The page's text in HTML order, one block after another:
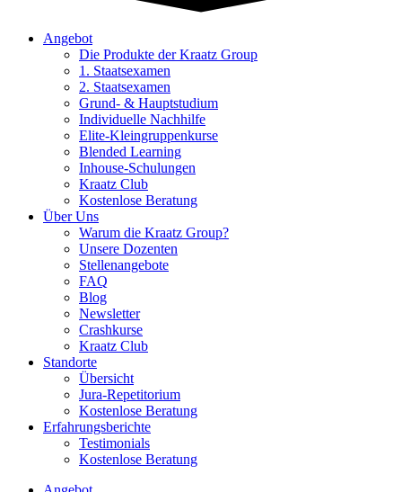
Angebot
Die Produkte der Kraatz Group
1. Staatsexamen
2. Staatsexamen
Grund- & Hauptstudium
Individuelle Nachhilfe
Elite-Kleingruppenkurse
Blended Learning
Inhouse-Schulungen
Kraatz Club
Kostenlose Beratung
Über Uns
Warum die Kraatz Group?
Unsere Dozenten
Stellenangebote
FAQ
Blog
Newsletter
Crashkurse
Kraatz Club
Standorte
Übersicht
Jura-Repetitorium
Kostenlose Beratung
Erfahrungsberichte
Testimonials
Kostenlose Beratung